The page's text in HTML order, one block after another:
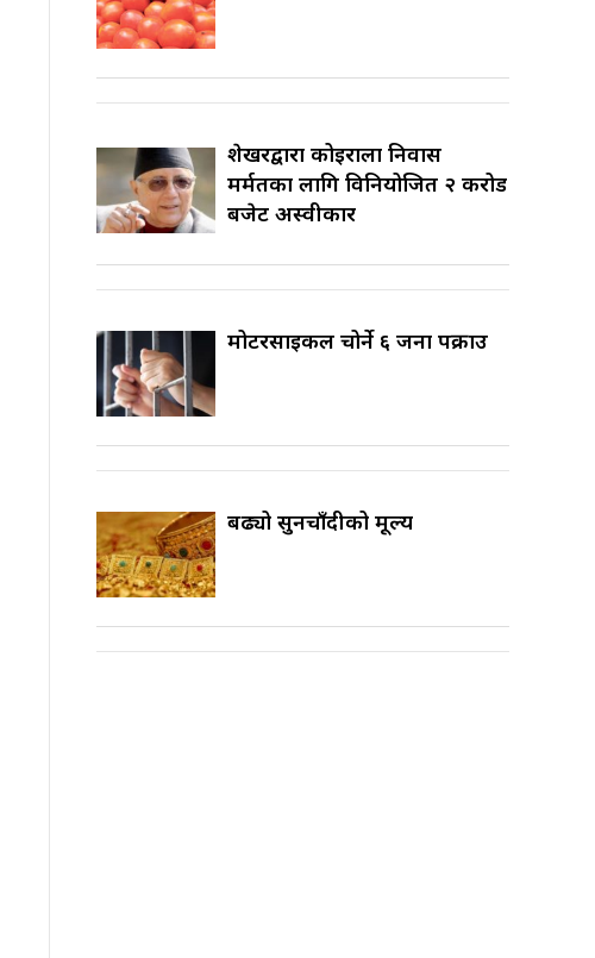
शेखरद्वारा कोइराला निवास
मर्मतका लागि विनियोजित २ करोड
बजेट अस्वीकार
मोटरसाइकल चोर्ने ६ जना पक्राउ
बढ्यो सुनचाँदीको मूल्य